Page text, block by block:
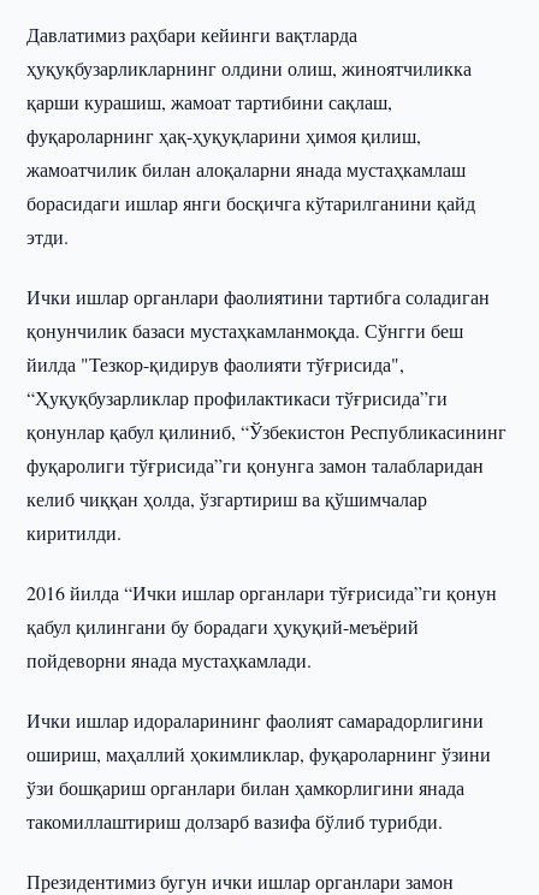
Давлатимиз раҳбари кейинги вақтларда
ҳуқуқбузарликларнинг олдини олиш, жиноятчиликка
қарши курашиш, жамоат тартибини сақлаш,
фуқароларнинг ҳақ-ҳуқуқларини ҳимоя қилиш,
жамоатчилик билан алоқаларни янада мустаҳкамлаш
борасидаги ишлар янги босқичга кўтарилганини қайд
этди.
Ички ишлар органлари фаолиятини тартибга соладиган
қонунчилик базаси мустаҳкамланмоқда. Сўнгги беш
йилда "Тезкор-қидирув фаолияти тўғрисида",
“Ҳуқуқбузарликлар профилактикаси тўғрисида”ги
қонунлар қабул қилиниб, “Ўзбекистон Республикасининг
фуқаролиги тўғрисида”ги қонунга замон талабларидан
келиб чиққан ҳолда, ўзгартириш ва қўшимчалар
киритилди.
2016 йилда “Ички ишлар органлари тўғрисида”ги қонун
қабул қилингани бу борадаги ҳуқуқий-меъёрий
пойдеворни янада мустаҳкамлади.
Ички ишлар идораларининг фаолият самарадорлигини
ошириш, маҳаллий ҳокимликлар, фуқароларнинг ўзини
ўзи бошқариш органлари билан ҳамкорлигини янада
такомиллаштириш долзарб вазифа бўлиб турибди.
Президентимиз бугун ички ишлар органлари замон